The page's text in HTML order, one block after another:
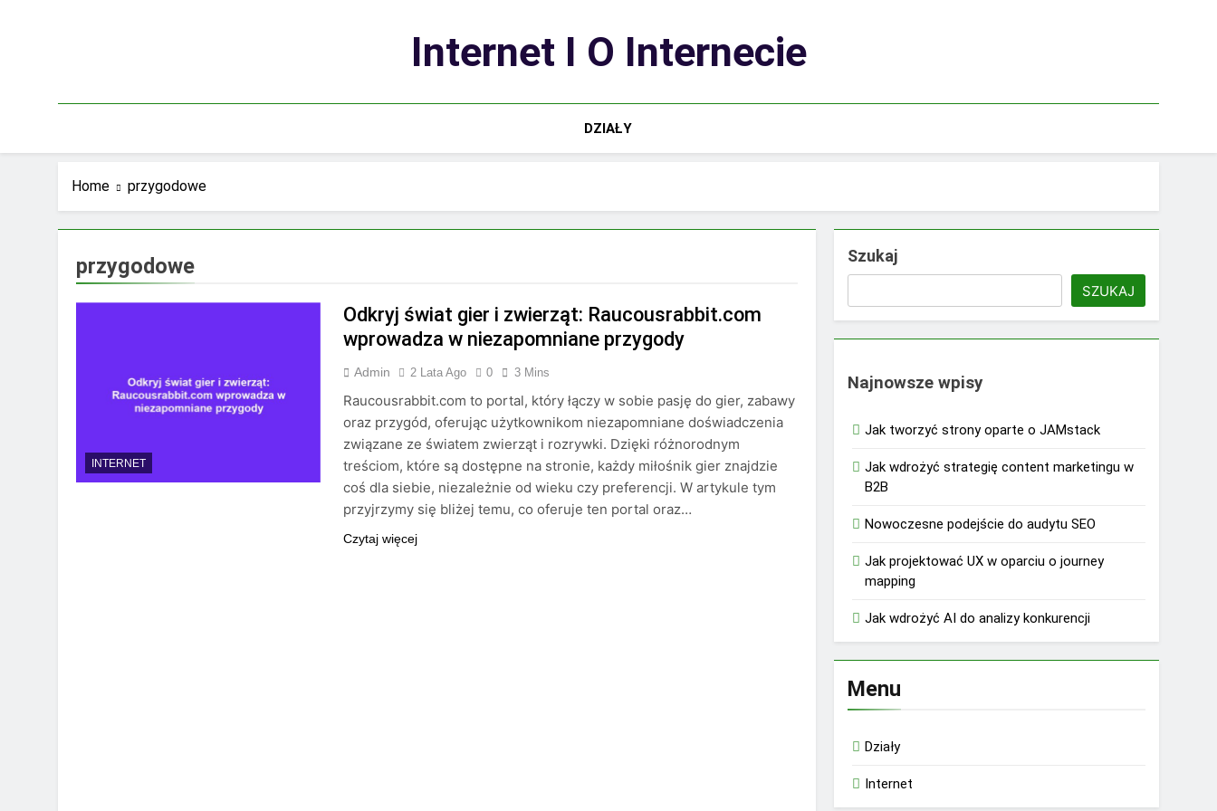
Internet I O Internecie
DZIAŁY
Home przygodowe
przygodowe
INTERNET
Odkryj świat gier i zwierząt: Raucousrabbit.com
wprowadza w niezapomniane przygody
Admin 2 Lata Ago 0 3 Mins
Raucousrabbit.com to portal, który łączy w sobie pasję do gier, zabawy
oraz przygód, oferując użytkownikom niezapomniane doświadczenia
związane ze światem zwierząt i rozrywki. Dzięki różnorodnym
treściom, które są dostępne na stronie, każdy miłośnik gier znajdzie
coś dla siebie, niezależnie od wieku czy preferencji. W artykule tym
przyjrzymy się bliżej temu, co oferuje ten portal oraz…
Czytaj więcej
Szukaj
SZUKAJ
Najnowsze wpisy
Jak tworzyć strony oparte o JAMstack
Jak wdrożyć strategię content marketingu w
B2B
Nowoczesne podejście do audytu SEO
Jak projektować UX w oparciu o journey
mapping
Jak wdrożyć AI do analizy konkurencji
Menu
Działy
Internet